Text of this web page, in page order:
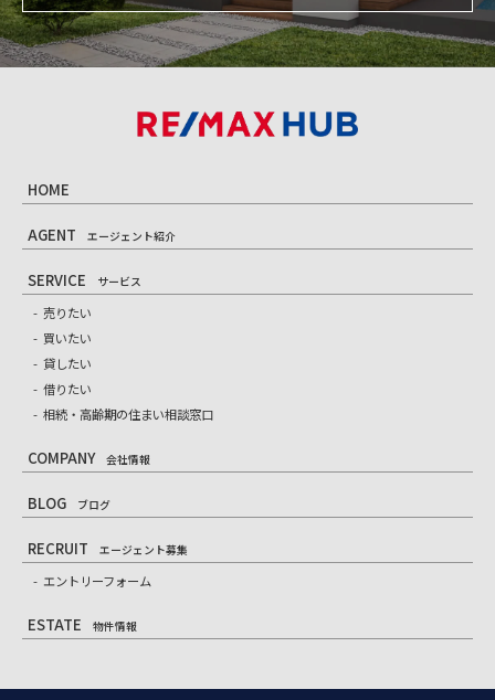
HOME
AGENT エージェント紹介
SERVICE サービス
売りたい
買いたい
貸したい
借りたい
相続・高齢期の住まい相談窓口
COMPANY 会社情報
BLOG ブログ
RECRUIT エージェント募集
エントリーフォーム
ESTATE 物件情報